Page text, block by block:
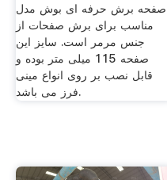
صفحه برش حرفه ای بوش مدل
مناسب برای برش صفحات از
جنس مرمر است. سایز این
صفحه 115 میلی متر بوده و
قابل نصب بر روی انواع مینی
فرز می باشد.